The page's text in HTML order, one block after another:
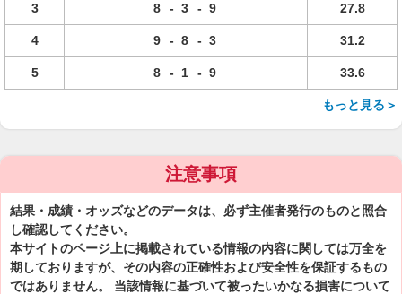
3 8 - 3 - 9 27.8
4 9 - 8 - 3 31.2
5 8 - 1 - 9 33.6
もっと見る＞
注意事項
結果・成績・オッズなどのデータは、必ず主催者発行のものと照合
し確認してください。
本サイトのページ上に掲載されている情報の内容に関しては万全を
期しておりますが、その内容の正確性および安全性を保証するもの
ではありません。 当該情報に基づいて被ったいかなる損害について